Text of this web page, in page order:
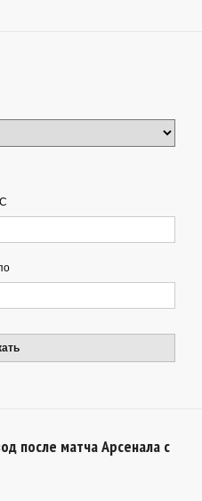
С
после матча Арсенала с